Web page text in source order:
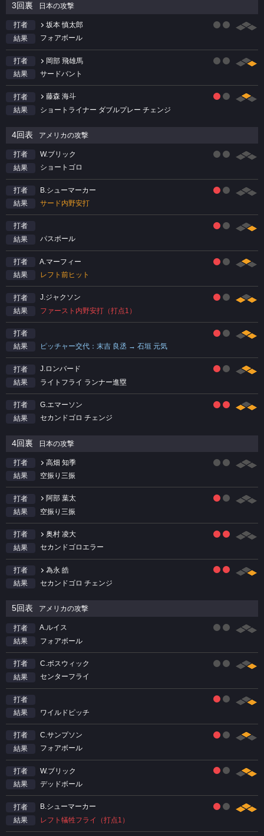
3回裏 日本の攻撃
打者
坂本 慎太郎
結果
フォアボール
打者
岡部 飛雄馬
結果
サードバント
打者
藤森 海斗
結果
ショートライナー ダブルプレー チェンジ
4回表 アメリカの攻撃
打者
W.ブリック
結果
ショートゴロ
打者
B.シューマーカー
結果
サード内野安打
打者
結果
パスボール
打者
A.マーフィー
結果
レフト前ヒット
打者
J.ジャクソン
結果
ファースト内野安打（打点1）
打者
結果
ピッチャー交代：末吉 良丞 → 石垣 元気
打者
J.ロンバード
結果
ライトフライ ランナー進塁
打者
G.エマーソン
結果
セカンドゴロ チェンジ
4回裏 日本の攻撃
打者
高畑 知季
結果
空振り三振
打者
阿部 葉太
結果
空振り三振
打者
奥村 凌大
結果
セカンドゴロエラー
打者
為永 皓
結果
セカンドゴロ チェンジ
5回表 アメリカの攻撃
打者
A.ルイス
結果
フォアボール
打者
C.ボスウィック
結果
センターフライ
打者
結果
ワイルドピッチ
打者
C.サンプソン
結果
フォアボール
打者
W.ブリック
結果
デッドボール
打者
B.シューマーカー
結果
レフト犠牲フライ（打点1）